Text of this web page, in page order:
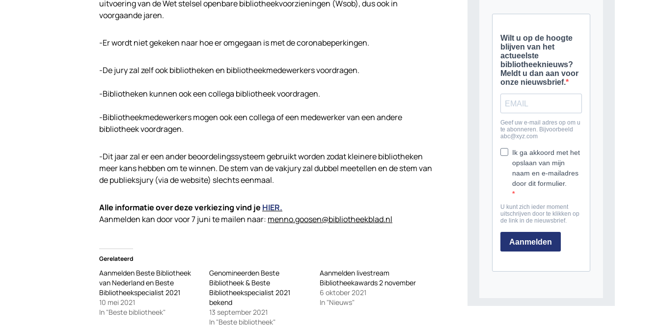
uitvoering van de Wet stelsel openbare bibliotheekvoorzieningen (Wsob), dus ook in
voorgaande jaren.
-Er wordt niet gekeken naar hoe er omgegaan is met de coronabeperkingen.
-De jury zal zelf ook bibliotheken en bibliotheekmedewerkers voordragen.
-Bibliotheken kunnen ook een collega bibliotheek voordragen.
-Bibliotheekmedewerkers mogen ook een collega of een medewerker van een andere
bibliotheek voordragen.
-Dit jaar zal er een ander beoordelingssysteem gebruikt worden zodat kleinere bibliotheken
meer kans hebben om te winnen. De stem van de vakjury zal dubbel meetellen en de stem van
de publieksjury (via de website) slechts eenmaal.
Alle informatie over deze verkiezing vind je HIER.
Aanmelden kan door voor 7 juni te mailen naar: menno.goosen@bibliotheekblad.nl
Gerelateerd
Aanmelden Beste Bibliotheek
van Nederland en Beste
Bibliotheekspecialist 2021
10 mei 2021
In "Beste bibliotheek"
Genomineerden Beste
Bibliotheek & Beste
Bibliotheekspecialist 2021
bekend
13 september 2021
In "Beste bibliotheek"
Aanmelden livestream
Bibliotheekawards 2 november
6 oktober 2021
In "Nieuws"